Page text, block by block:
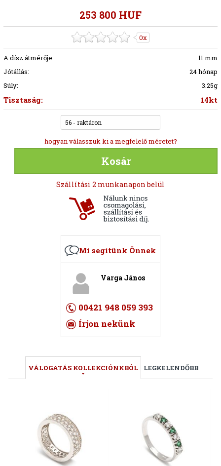
253 800 HUF
0x
A dísz átmérője:
11 mm
Jótállás:
24 hónap
Súly:
3.25g
Tisztaság: 14kt
56 - raktáron
hogyan válasszuk ki a megfelelő méretet?
Kosár
Szállítási 2 munkanapon belül
Mi segítünk Önnek
Varga János
00421 948 059 393
Írjon nekünk
VÁLOGATÁS KOLLEKCIÓNKBÓL LEGKELENDŐBB